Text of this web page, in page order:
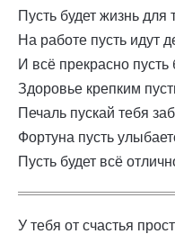
Пусть будет жизнь
На работе пусть идут
И всё прекрасно пусть
Здоровье крепким
Печаль пускай тебя
Фортуна пусть
Пусть будет всё
У тебя от счастья